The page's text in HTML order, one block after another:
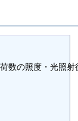
の照度・光